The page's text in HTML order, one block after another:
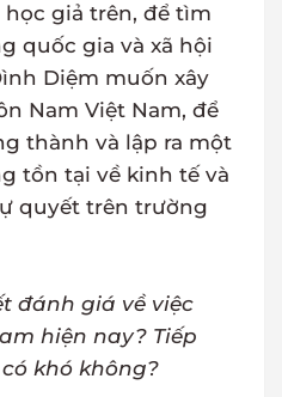
giả trên, để tìm
quốc gia và xã hội
Diệm muốn xây
Nam Việt Nam, để
thành và lập ra một
tồn tại về kinh tế và
quyết trên trường
đánh giá về việc
hiện nay? Tiếp
khó không?